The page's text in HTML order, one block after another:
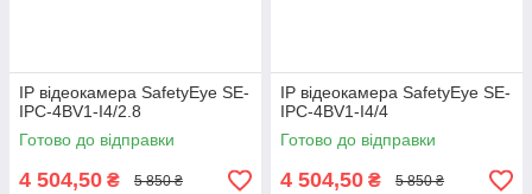
IP відеокамера SafetyEye SE-
IPC-4BV1-I4/2.8
Готово до відправки
4 504,50 ₴ 5 850 ₴
IP відеокамера SafetyEye SE-
IPC-4BV1-I4/4
Готово до відправки
4 504,50 ₴ 5 850 ₴